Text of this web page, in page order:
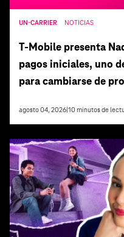
UN-CARRIER NOTICIAS
T‑Mobile presenta
pagos iniciales, uno
para cambiarse de
agosto 04, 2026 10 minutos de